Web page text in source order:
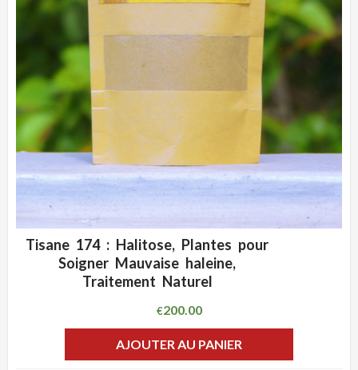
ADD WISHLIST
Tisane 174 : Halitose, Plantes pour
Soigner Mauvaise haleine,
Traitement Naturel
€200.00
AJOUTER AU PANIER